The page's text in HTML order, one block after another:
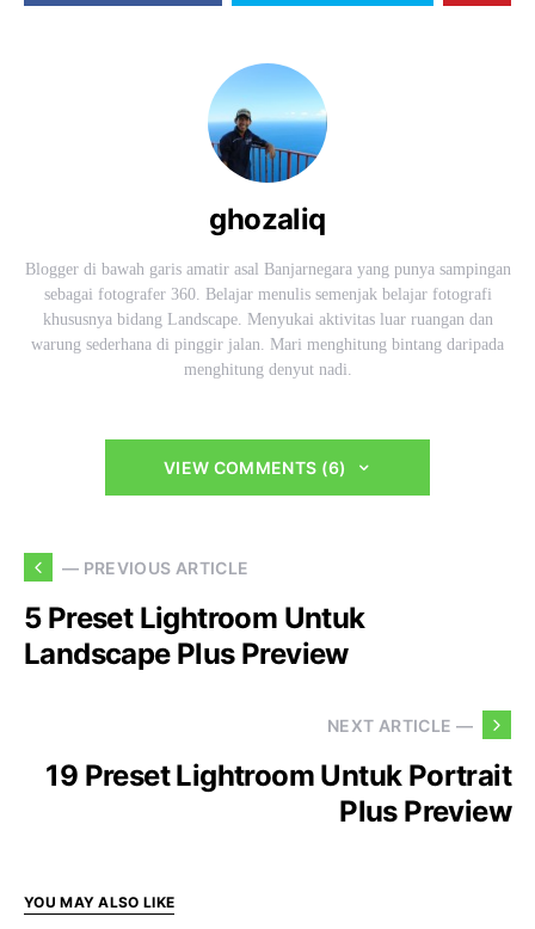
ghozaliq
Blogger di bawah garis amatir asal Banjarnegara yang punya sampingan
sebagai fotografer 360. Belajar menulis semenjak belajar fotografi
khususnya bidang Landscape. Menyukai aktivitas luar ruangan dan
warung sederhana di pinggir jalan. Mari menghitung bintang daripada
menghitung denyut nadi.
VIEW COMMENTS (6)
— PREVIOUS ARTICLE
5 Preset Lightroom Untuk
Landscape Plus Preview
NEXT ARTICLE —
19 Preset Lightroom Untuk Portrait
Plus Preview
YOU MAY ALSO LIKE